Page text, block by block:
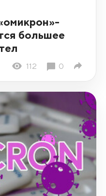
большее
112 0